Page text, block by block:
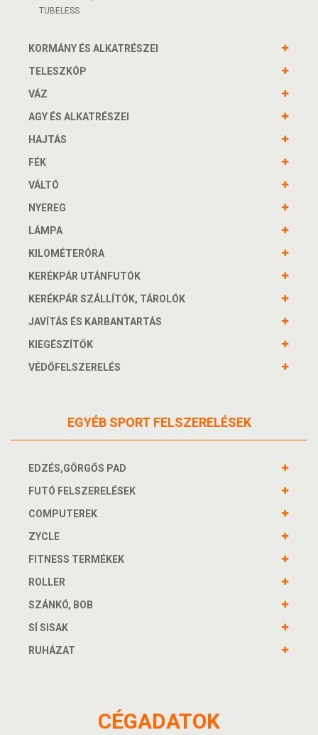
TUBELESS
KORMÁNY ÉS ALKATRÉSZEI
TELESZKÓP
VÁZ
AGY ÉS ALKATRÉSZEI
HAJTÁS
FÉK
VÁLTÓ
NYEREG
LÁMPA
KILOMÉTERÓRA
KERÉKPÁR UTÁNFUTÓK
KERÉKPÁR SZÁLLÍTÓK, TÁROLÓK
JAVÍTÁS ÉS KARBANTARTÁS
KIEGÉSZÍTŐK
VÉDŐFELSZERELÉS
EGYÉB SPORT FELSZERELÉSEK
EDZÉS,GÖRGŐS PAD
FUTÓ FELSZERELÉSEK
COMPUTEREK
ZYCLE
FITNESS TERMÉKEK
ROLLER
SZÁNKÓ, BOB
SÍ SISAK
RUHÁZAT
CÉGADATOK